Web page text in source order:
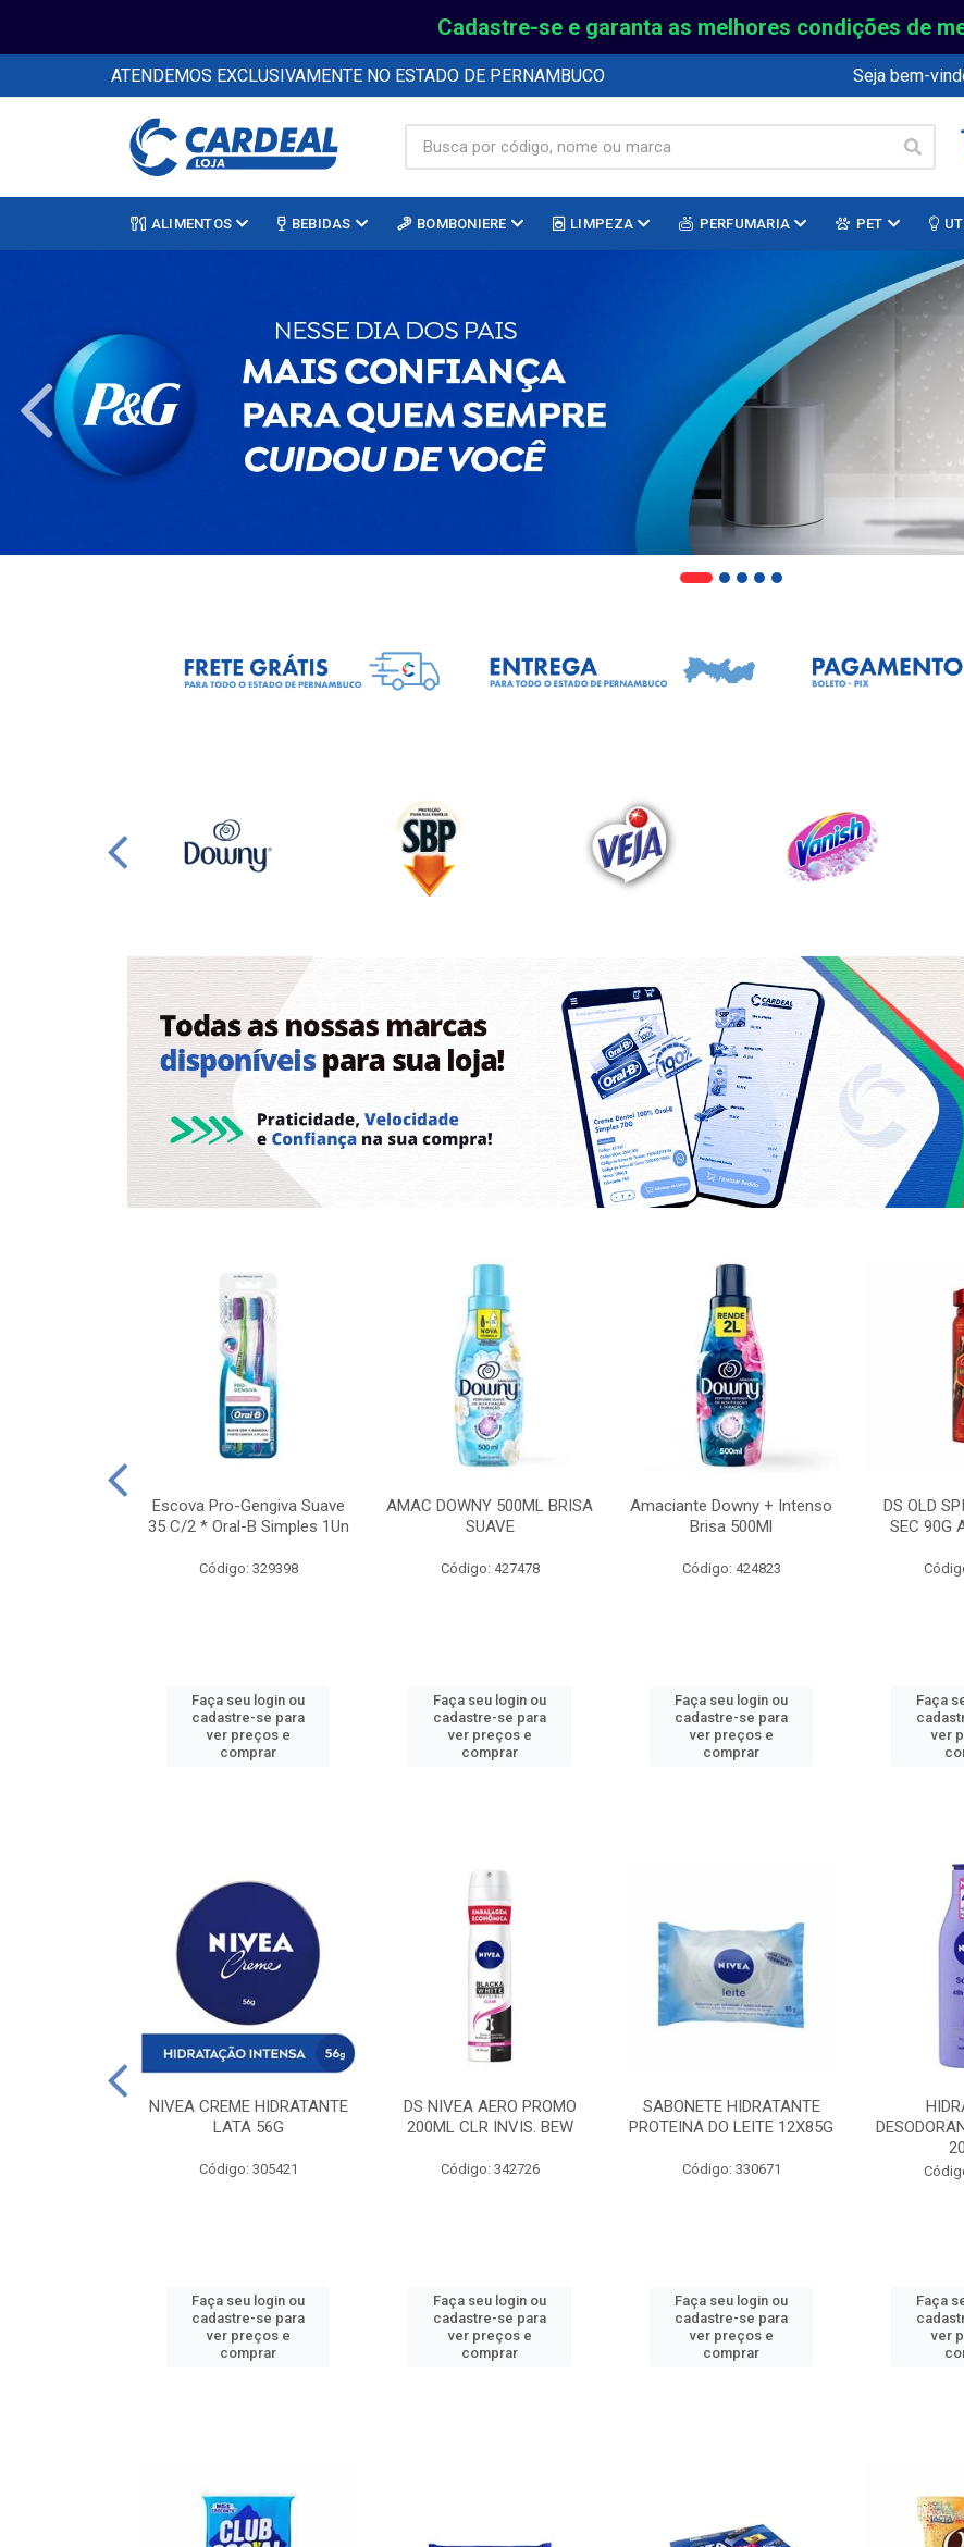
Cadastre-se e garanta as melhores condições de
ATENDEMOS EXCLUSIVAMENTE NO ESTADO DE PERNAMBUCO Seja bem-
ALIMENTOS BEBIDAS BOMBONIERE LIMPEZA PERFUMARIA PET
Escova Pro-Gengiva Suave
35 C/2 * Oral-B Simples 1Un
Código: 329398
Faça seu login ou
cadastre-se para
ver preços e
comprar
AMAC DOWNY 500ML BRISA
SUAVE
Código: 427478
Faça seu login ou
cadastre-se para
ver preços e
comprar
Amaciante Downy + Intenso
Brisa 500Ml
Código: 424823
Faça seu login ou
cadastre-se para
ver preços e
comprar
DS OLD
SEC 90G
Faça
ver
NIVEA CREME HIDRATANTE
LATA 56G
Código: 305421
Faça seu login ou
cadastre-se para
ver preços e
comprar
DS NIVEA AERO PROMO
200ML CLR INVIS. BEW
Código: 342726
Faça seu login ou
cadastre-se para
ver preços e
comprar
SABONETE HIDRATANTE
PROTEINA DO LEITE 12X85G
Código: 330671
Faça seu login ou
cadastre-se para
ver preços e
comprar
Faça
ver